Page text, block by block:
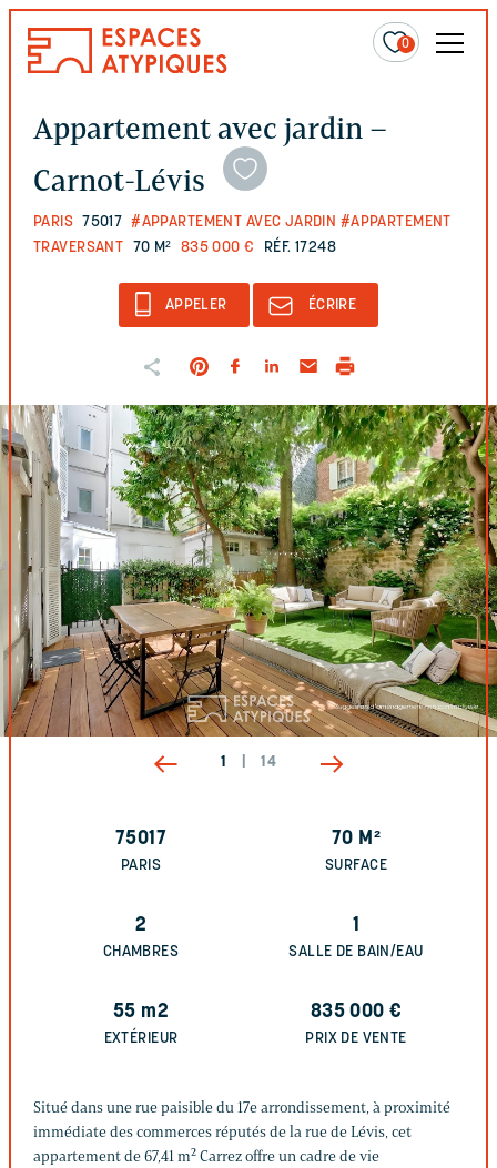
0
Appartement avec jardin –
Carnot-Lévis
PARIS 75017 #APPARTEMENT AVEC JARDIN #APPARTEMENT
TRAVERSANT 70 M² 835 000 € RÉF. 17248
APPELER ÉCRIRE
1 14
75017
PARIS
70 M²
SURFACE
2
CHAMBRES
1
SALLE DE BAIN/EAU
55 m2
EXTÉRIEUR
835 000 €
PRIX DE VENTE
Situé dans une rue paisible du 17e arrondissement, à proximité
immédiate des commerces réputés de la rue de Lévis, cet
appartement de 67,41 m² Carrez offre un cadre de vie